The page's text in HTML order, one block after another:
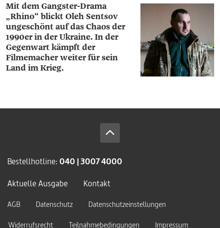
Mit dem Gangster-Drama
„Rhino“ blickt ­Oleh ­Sentsov
ungeschönt auf das Chaos der
1990er in der Ukraine. In der
Gegenwart kämpft der
Filmemacher weiter für sein
Land im Krieg.
Bestellhotline: 040 | 3007 4000
Aktuelle Ausgabe
Kontakt
AGB Datenschutz
Datenschutzeinstellungen
Widerrufsrecht
Teilnahmebedingungen Impressum